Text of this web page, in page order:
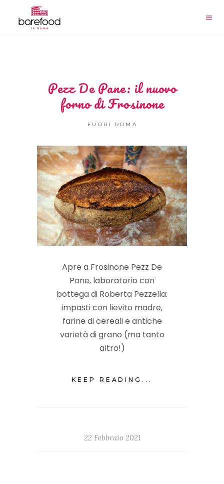
Pezz De Pane: il nuovo
forno di Frosinone
FUORI ROMA
Apre a Frosinone Pezz De
Pane, laboratorio con
bottega di Roberta Pezzella:
impasti con lievito madre,
farine di cereali e antiche
varietà di grano (ma tanto
altro!)
KEEP READING...
22 Febbraio 2021